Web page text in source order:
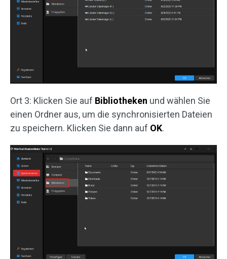
Ort 3: Klicken Sie auf Bibliotheken und wählen Sie
einen Ordner aus, um die synchronisierten Dateien
zu speichern. Klicken Sie dann auf OK.